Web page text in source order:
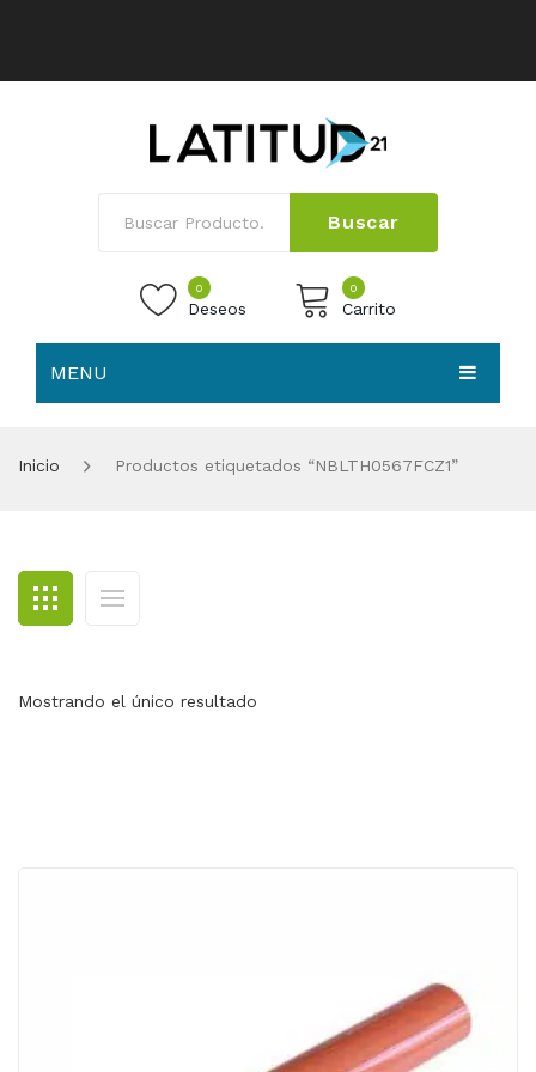
Buscar
0
Deseos
0
Carrito
MENU
BLOG
CONTACTO
Inicio Productos etiquetados “NBLTH0567FCZ1”
Mostrando el único resultado